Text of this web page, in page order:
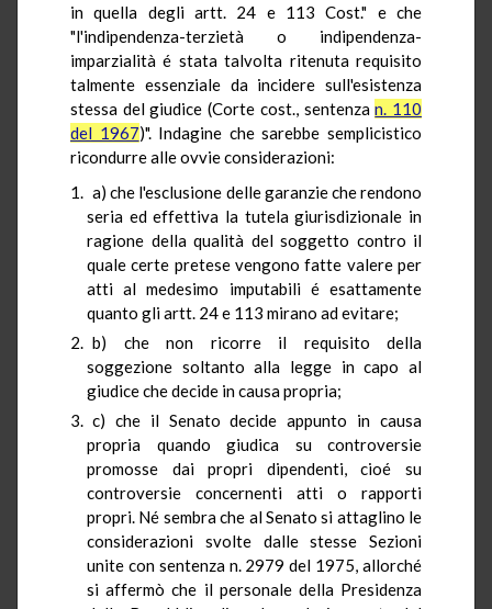
in quella degli artt. 24 e 113 Cost." e che
"l'indipendenza-terzietà o indipendenza-
imparzialità é stata talvolta ritenuta requisito
talmente essenziale da incidere sull'esistenza
stessa del giudice (Corte cost., sentenzan. 110
del 1967)". Indagine che sarebbe semplicistico
ricondurre alle ovvie considerazioni:
a) che l'esclusione delle garanzie che rendono
seria ed effettiva la tutela giurisdizionale in
ragione della qualità del soggetto contro il
quale certe pretese vengono fatte valere per
atti al medesimo imputabili é esattamente
quanto gli artt. 24 e 113 mirano ad evitare;
b) che non ricorre il requisito della
soggezione soltanto alla legge in capo al
giudice che decide in causa propria;
c) che il Senato decide appunto in causa
propria quando giudica su controversie
promosse dai propri dipendenti, cioé su
controversie concernenti atti o rapporti
propri. Né sembra che al Senato si attaglino le
considerazioni svolte dalle stesse Sezioni
unite con sentenza n. 2979 del 1975, allorché
si affermò che il personale della Presidenza